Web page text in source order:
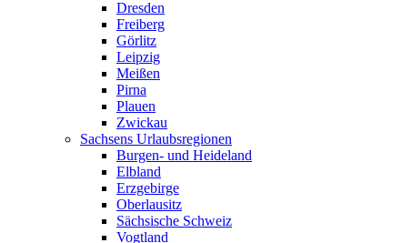
Dresden
Freiberg
Görlitz
Leipzig
Meißen
Pirna
Plauen
Zwickau
Sachsens Urlaubsregionen
Burgen- und Heideland
Elbland
Erzgebirge
Oberlausitz
Sächsische Schweiz
Vogtland